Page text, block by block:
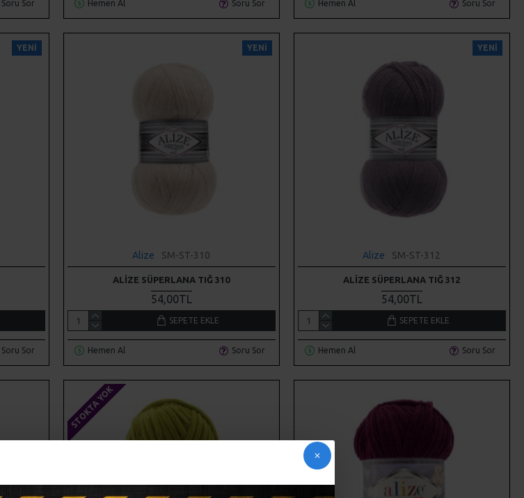
Soru Sor Hemen Al Soru Sor Hemen Al Soru Sor
YENI
Soru Sor
YENI
Alize SM-ST-310
ALIZE SÜPERLANA TIĞ 310
54,00TL
SEPETE EKLE
Hemen Al Soru Sor
YENI
Alize SM-ST-312
ALIZE SÜPERLANA TIĞ 312
54,00TL
SEPETE EKLE
Hemen Al Soru Sor
STOKTA YOK